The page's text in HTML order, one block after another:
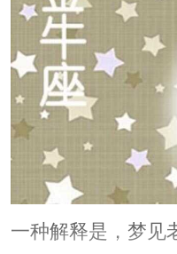
一种解释是，梦见